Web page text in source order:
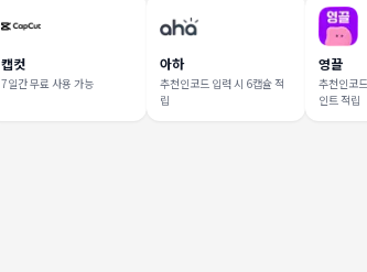
캡컷
7일간 무료 사용 가능
아하
추천인코드 입력 시 6캡슐 적
립
영끌
추천인코
인트 적립